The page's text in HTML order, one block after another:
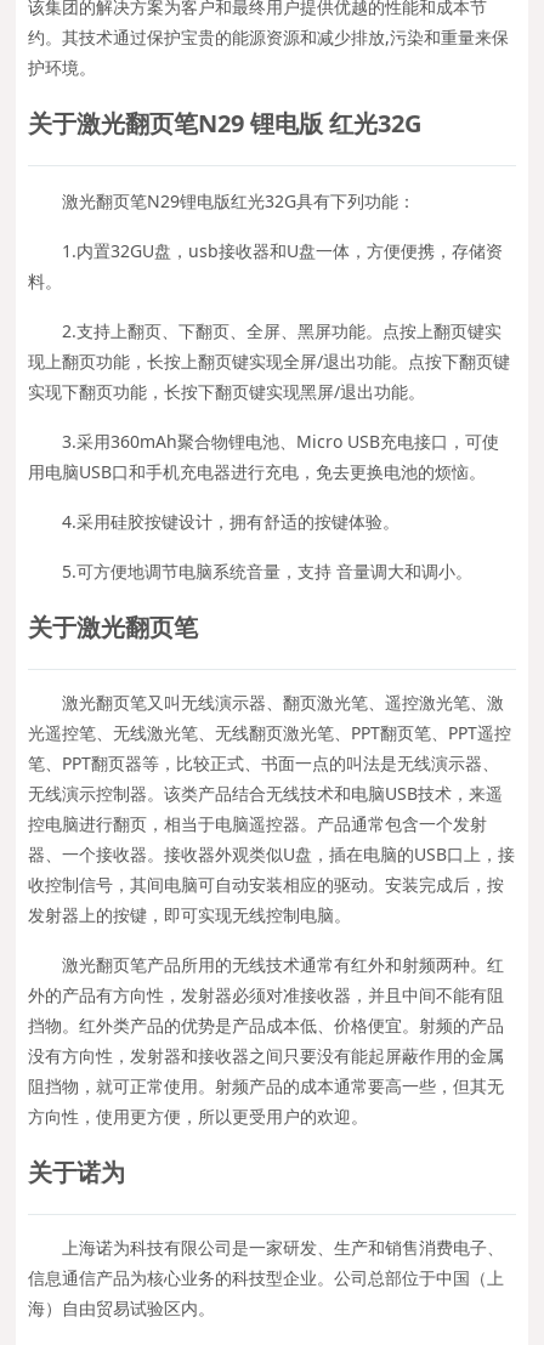
该集团的解决方案为客户和最终用户提供优越的性能和成本节
约。其技术通过保护宝贵的能源资源和减少排放,污染和重量来保
护环境。
关于激光翻页笔N29 锂电版 红光32G
激光翻页笔N29锂电版红光32G具有下列功能：
1.内置32GU盘，usb接收器和U盘一体，方便便携，存储资
料。
2.支持上翻页、下翻页、全屏、黑屏功能。点按上翻页键实
现上翻页功能，长按上翻页键实现全屏/退出功能。点按下翻页键
实现下翻页功能，长按下翻页键实现黑屏/退出功能。
3.采用360mAh聚合物锂电池、Micro USB充电接口，可使
用电脑USB口和手机充电器进行充电，免去更换电池的烦恼。
4.采用硅胶按键设计，拥有舒适的按键体验。
5.可方便地调节电脑系统音量，支持 音量调大和调小。
关于激光翻页笔
激光翻页笔又叫无线演示器、翻页激光笔、遥控激光笔、激
光遥控笔、无线激光笔、无线翻页激光笔、PPT翻页笔、PPT遥控
笔、PPT翻页器等，比较正式、书面一点的叫法是无线演示器、
无线演示控制器。该类产品结合无线技术和电脑USB技术，来遥
控电脑进行翻页，相当于电脑遥控器。产品通常包含一个发射
器、一个接收器。接收器外观类似U盘，插在电脑的USB口上，接
收控制信号，其间电脑可自动安装相应的驱动。安装完成后，按
发射器上的按键，即可实现无线控制电脑。
激光翻页笔产品所用的无线技术通常有红外和射频两种。红
外的产品有方向性，发射器必须对准接收器，并且中间不能有阻
挡物。红外类产品的优势是产品成本低、价格便宜。射频的产品
没有方向性，发射器和接收器之间只要没有能起屏蔽作用的金属
阻挡物，就可正常使用。射频产品的成本通常要高一些，但其无
方向性，使用更方便，所以更受用户的欢迎。
关于诺为
上海诺为科技有限公司是一家研发、生产和销售消费电子、
信息通信产品为核心业务的科技型企业。公司总部位于中国（上
海）自由贸易试验区内。